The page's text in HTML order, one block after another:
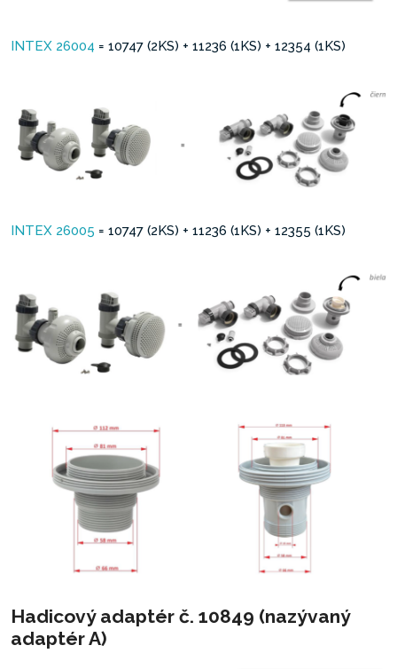
INTEX 26004 = 10747 (2KS) + 11236 (1KS) + 12354 (1KS)
INTEX 26005 = 10747 (2KS) + 11236 (1KS) + 12355 (1KS)
Hadicový adaptér č. 10849 (nazývaný
adaptér A)